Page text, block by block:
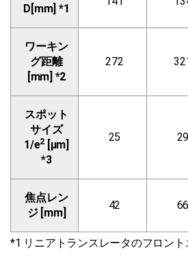
D[mm] *1
ワーキン
グ距離
[mm] *2
272
スポット
サイズ
1/e2
[μm]
*3
25 29
焦点レン
ジ [mm]
42 66
*1 リニアトランスレータのフロン